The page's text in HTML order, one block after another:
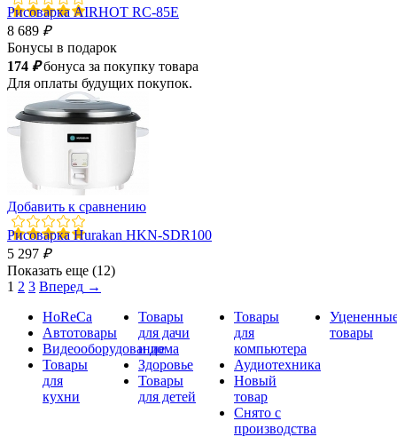
Рисоварка AIRHOT RC-85E
8 689 ₽
Бонусы в подарок
174 ₽бонуса за покупку товара
Для оплаты будущих покупок.
Добавить к сравнению
Рисоварка Hurakan HKN-SDR100
5 297 ₽
Показать еще (12)
1 2 3 Вперед →
HoReCa
Автотовары
Видеооборудование
Товары
для
кухни
Товары
для дачи
и дома
Здоровье
Товары
для детей
Товары
для
компьютера
Аудиотехника
Новый
товар
Снято с
производства
товары